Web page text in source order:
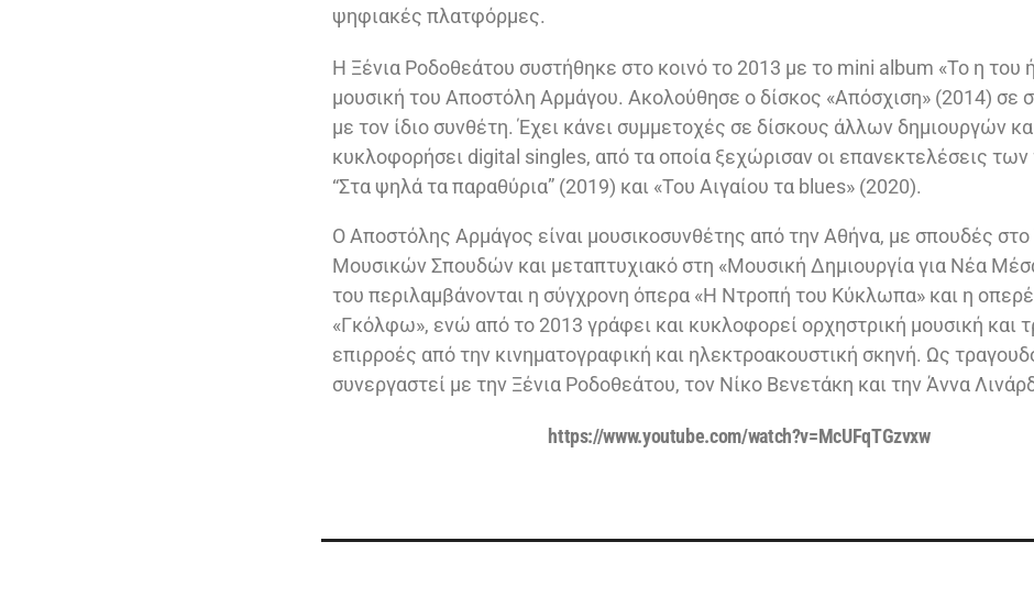
ψηφιακές πλατφόρμες.
Η Ξένια Ροδοθεάτου συστήθηκε στο κοινό το 2013 με το mini album «Το η του
μουσική του Αποστόλη Αρμάγου. Ακολούθησε ο δίσκος «Απόσχιση» (2014) σε
με τον ίδιο συνθέτη. Έχει κάνει συμμετοχές σε δίσκους άλλων δημιουργών
κυκλοφορήσει digital singles, από τα οποία ξεχώρισαν οι επανεκτελέσεις
“Στα ψηλά τα παραθύρια” (2019) και «Του Αιγαίου τα blues» (2020).
Ο Αποστόλης Αρμάγος είναι μουσικοσυνθέτης από την Αθήνα, με σπουδές
Μουσικών Σπουδών και μεταπτυχιακό στη «Μουσική Δημιουργία για Νέα
του περιλαμβάνονται η σύγχρονη όπερα «Η Ντροπή του Κύκλωπα» και η
«Γκόλφω», ενώ από το 2013 γράφει και κυκλοφορεί ορχηστρική μουσική και
επιρροές από την κινηματογραφική και ηλεκτροακουστική σκηνή. Ως
συνεργαστεί με την Ξένια Ροδοθεάτου, τον Νίκο Βενετάκη και την Άννα
https://www.youtube.com/watch?v=McUFqTGzvxw